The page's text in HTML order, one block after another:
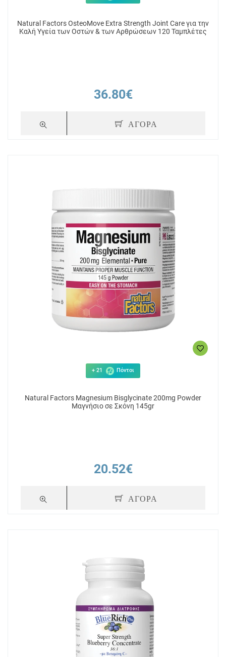
Natural Factors OsteoMove Extra Strength Joint Care για την
Καλή Υγεία των Οστών & των Αρθρώσεων 120 Ταμπλέτες
36.80€
ΑΓΟΡΑ
+ 21 Πόντοι
Natural Factors Magnesium Bisglycinate 200mg Powder
Μαγνήσιο σε Σκόνη 145gr
20.52€
ΑΓΟΡΑ